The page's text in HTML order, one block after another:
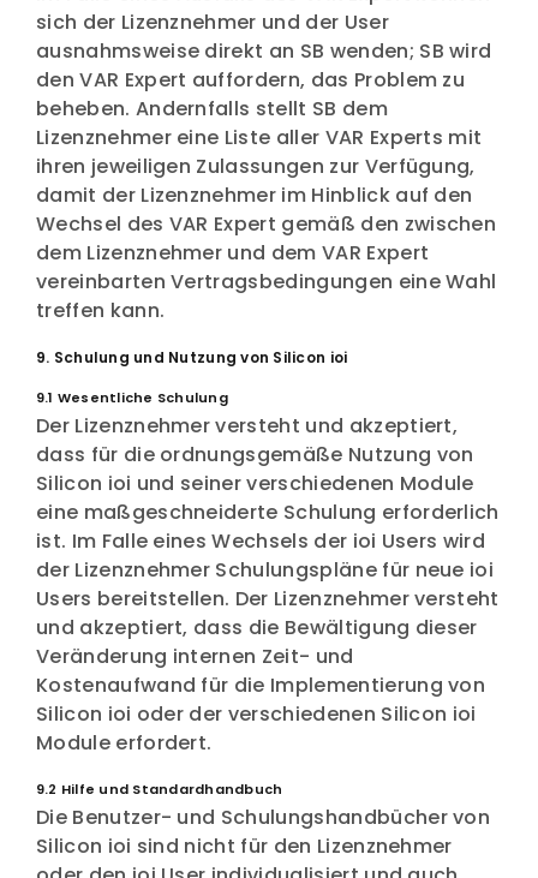
sich der Lizenznehmer und der User
ausnahmsweise direkt an SB wenden; SB wird
den VAR Expert auffordern, das Problem zu
beheben. Andernfalls stellt SB dem
Lizenznehmer eine Liste aller VAR Experts mit
ihren jeweiligen Zulassungen zur Verfügung,
damit der Lizenznehmer im Hinblick auf den
Wechsel des VAR Expert gemäß den zwischen
dem Lizenznehmer und dem VAR Expert
vereinbarten Vertragsbedingungen eine Wahl
treffen kann.
9. Schulung und Nutzung von Silicon ioi
9.1 Wesentliche Schulung
Der Lizenznehmer versteht und akzeptiert,
dass für die ordnungsgemäße Nutzung von
Silicon ioi und seiner verschiedenen Module
eine maßgeschneiderte Schulung erforderlich
ist. Im Falle eines Wechsels der ioi Users wird
der Lizenznehmer Schulungspläne für neue ioi
Users bereitstellen. Der Lizenznehmer versteht
und akzeptiert, dass die Bewältigung dieser
Veränderung internen Zeit- und
Kostenaufwand für die Implementierung von
Silicon ioi oder der verschiedenen Silicon ioi
Module erfordert.
9.2 Hilfe und Standardhandbuch
Die Benutzer- und Schulungshandbücher von
Silicon ioi sind nicht für den Lizenznehmer